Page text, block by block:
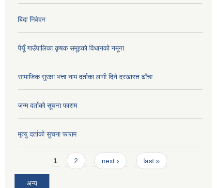
बिदा निवेदन
पैयूँ गाउँपालिका कृषक समूहको विधानको नमूना
सामाजिक सुरक्षा भत्ता नाम दर्ताका लागी दिने दरखास्त ढाँचा
जन्म दर्ताको सूचना फाराम
मृत्यु दर्ताको सुचना फाराम
Pages1 2 next › last »
अन्य